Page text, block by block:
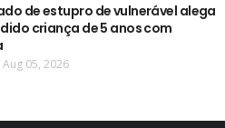
de estupro de vulnerável alega
criança de 5 anos com
Aug 05, 2026